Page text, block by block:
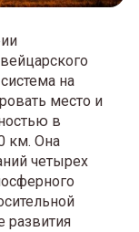
на
место и
в
км. Она
четырех
развития